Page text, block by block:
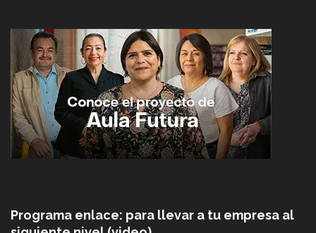
Programa enlace: para llevar a tu empresa al